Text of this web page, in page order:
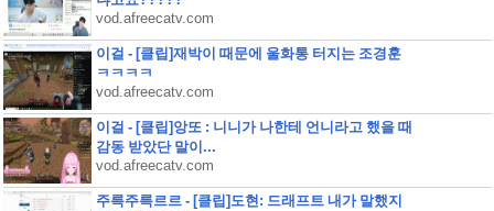
vod.afreecatv.com
이걸 - [클립]재박이 때문에 울화통 터지는 조경훈
ㅋㅋㅋㅋ
vod.afreecatv.com
이걸 - [클립]앙또 : 니니가 나한테 언니라고 했을 때
감동 받았단 말이...
vod.afreecatv.com
주륵주륵르르 - [클립]도현: 드래프트 내가 말했지